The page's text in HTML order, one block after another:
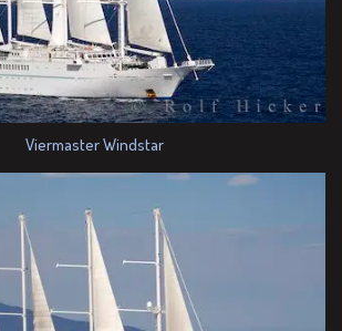
Viermaster Windstar